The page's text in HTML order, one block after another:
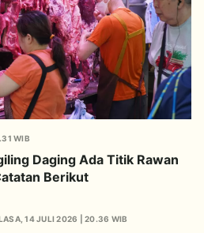
WIB
Daging Ada Titik Rawan
Berikut
14 JULI 2026 | 20.36 WIB